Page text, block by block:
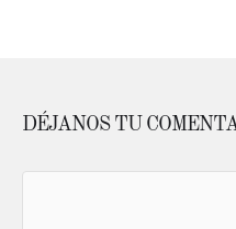
DÉJANOS TU